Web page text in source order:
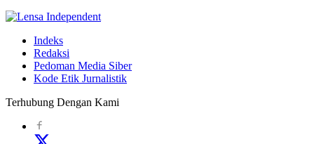
Indeks
Redaksi
Pedoman Media Siber
Kode Etik Jurnalistik
Terhubung Dengan Kami